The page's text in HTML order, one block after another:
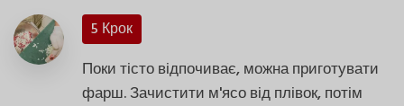
5 Крок
Поки тісто відпочиває, можна приготувати
фарш. Зачистити м'ясо від плівок, потім